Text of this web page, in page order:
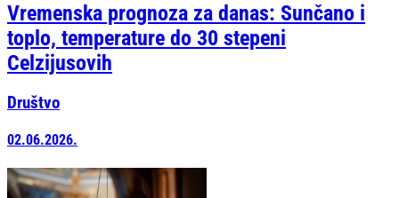
Vremenska prognoza za danas: Sunčano i
toplo, temperature do 30 stepeni
Celzijusovih
Društvo
02.06.2026.